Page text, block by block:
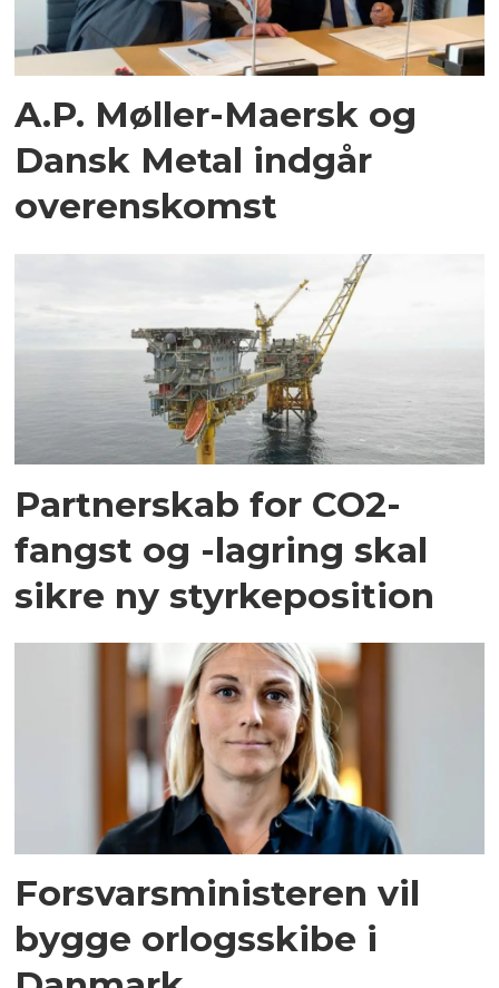
A.P. Møller-Maersk og
Dansk Metal indgår
overenskomst
Partnerskab for CO2-
fangst og -lagring skal
sikre ny styrkeposition
Forsvarsministeren vil
bygge orlogsskibe i